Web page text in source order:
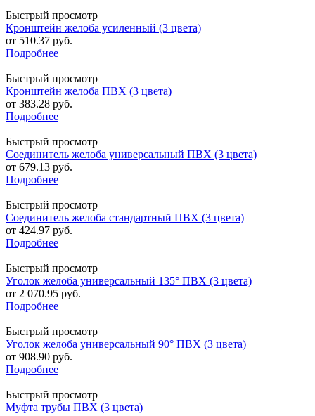
Быстрый просмотр
Кронштейн желоба усиленный (3 цвета)
от 510.37 руб.
Подробнее
Быстрый просмотр
Кронштейн желоба ПВХ (3 цвета)
от 383.28 руб.
Подробнее
Быстрый просмотр
Соединитель желоба универсальный ПВХ (3 цвета)
от 679.13 руб.
Подробнее
Быстрый просмотр
Соединитель желоба стандартный ПВХ (3 цвета)
от 424.97 руб.
Подробнее
Быстрый просмотр
Уголок желоба универсальный 135° ПВХ (3 цвета)
от 2 070.95 руб.
Подробнее
Быстрый просмотр
Уголок желоба универсальный 90° ПВХ (3 цвета)
от 908.90 руб.
Подробнее
Быстрый просмотр
Муфта трубы ПВХ (3 цвета)